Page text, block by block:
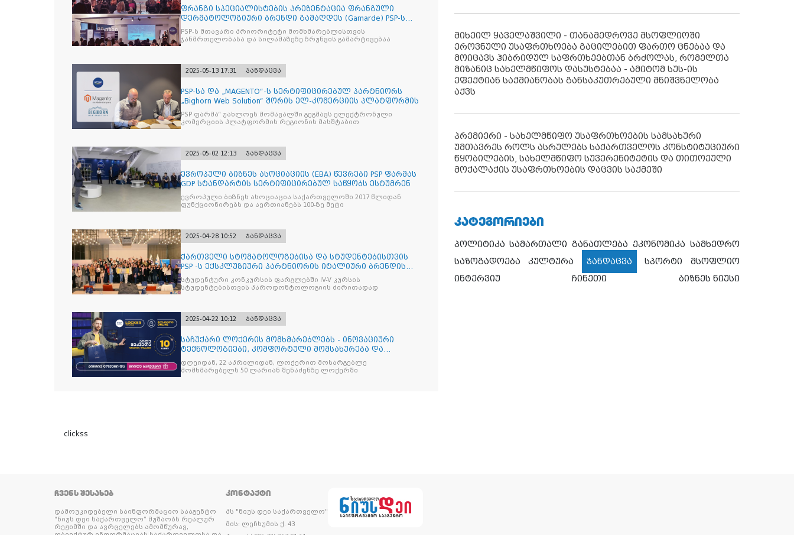
ფრანგი სპეციალისტების პრეზენტაცია ფრანგული
დერმატოლოგიური ბრენდი გამაღდეს (Gamarde) PSP-ს
ქსელის თან
PSP-ს მთავარი პრიორიტეტი მომხმარებლისთვის
ჯანმრთელობასა და სილამაზეზე ზრუნვის გამარტივებაა
2025-05-13 17:31 ჯანდაცვა
PSP-სა და „MAGENTO“-ს სერტიფიცირებულ პარტნიორს
„Bighorn Web Solution“ შორის ელ-კომერციის პლატფორმის
PSP ფარმა“ უახლოეს მომავალში გეგმავს ელექტრონული
კომერციის პლატფორმის რეგიონის მასშტაბით
2025-05-02 12:13 ჯანდაცვა
ევროპული ბიზნეს ასოციაციის (EBA) წევრები PSP ფარმას
GDP სტანდარტის სერტიფიცირებულ საწყობს ესტუმრენ
ევროპული ბიზნეს ასოციაცია საქართველოში 2017 წლიდან
ფუნქციონირებს და აერთიანებს 100-ზე მეტი
2025-04-28 10:52 ჯანდაცვა
ქართველი სტომატოლოგებისა და სტუდენტებისთვის
PSP -ს ექსკლუზიური პარტნიორის იტალიური ბრენდის
Curasept-
სტუდენტური კონკურსის ფარგლებში IV-V კურსის
სტუდენტებისთვის პაროდონტოლოგიის ძირითადად
2025-04-22 10:12 ჯანდაცვა
საჩუქარი ლოქერის მომხმარებლებს - ინოვაციური
ტექნოლოგიები, კომფორტული მომსახურება და
ყოველთვის სარგებ
დღეიდან, 22 აპრილიდან, ლოქერით მოსარგებლე
მომხმარებელს 50 ლარიან შენაძენზე ლოქერში
clickss
მიხეილ ყაველაშვილი - თანამედროვე მსოფლიოში
ეროვნული უსაფრთხოება გაცილებით ფართო ცნებაა და
მოიცავს ჰიბრიდულ საფრთხეებთან ბრძოლას, რომელთა
მიზანიც სახელმწიფოს დასუსტებაა - ამიტომ სუს-ის
ეფექტიან საქმიანობას განსაკუთრებული მნიშვნელობა
აქვს
პრემიერი - სახელმწიფო უსაფრთხოების სამსახური
უმთავრეს როლს ასრულებს საქართველოს კონსტიტუციური
წყობილების, სახელმწიფო სუვერენიტეტის და თითოეული
მოქალაქის უსაფრთხოების დაცვის საქმეში
ᲙᲐᲢᲔᲒᲝᲠᲘᲔᲑᲘ
პოლიტიკა სამართალი განათლება ეკონომიკა სამხედრო
საზოგადოება
კულტურა ჯანდაცვა სპორტი
მსოფლიო
ინტერვიუ
ჩინეთი ბიზნეს ნიუსი
ᲩᲕᲔᲜᲡ ᲨᲔᲡᲐᲮᲔᲑ
დამოუკიდებელი საინფორმაციო სააგენტო
“ნიუს დეი საქართველო” მუშაობს რეალურ
რეჟიმში და ავრცელებს ამომწურავ,
ᲙᲝᲜᲢᲐᲥᲢᲘ
პს "ნიუს დეი საქართველო"
მის: ლეჩხუმის ქ. 43